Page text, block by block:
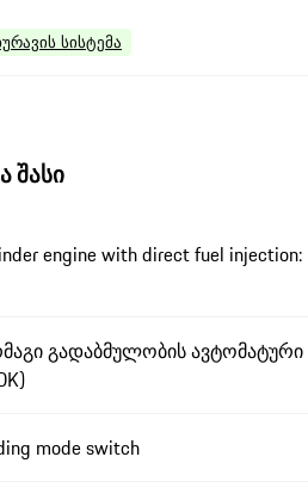
სისტემა
შასი
engine with direct fuel injection:
გადაბმულობის ავტომატური
mode switch